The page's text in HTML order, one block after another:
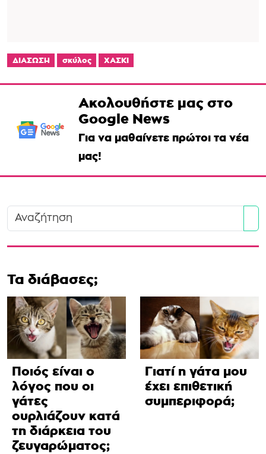
ΔΙΑΣΩΣΗ σκύλος ΧΑΣΚΙ
Ακολουθήστε μας στο
Google News
Για να μαθαίνετε πρώτοι τα νέα
μας!
Τα διάβασες;
Ποιός είναι ο
λόγος που οι
γάτες
ουρλιάζουν κατά
τη διάρκεια του
ζευγαρώματος;
Γιατί η γάτα μου
έχει επιθετική
συμπεριφορά;